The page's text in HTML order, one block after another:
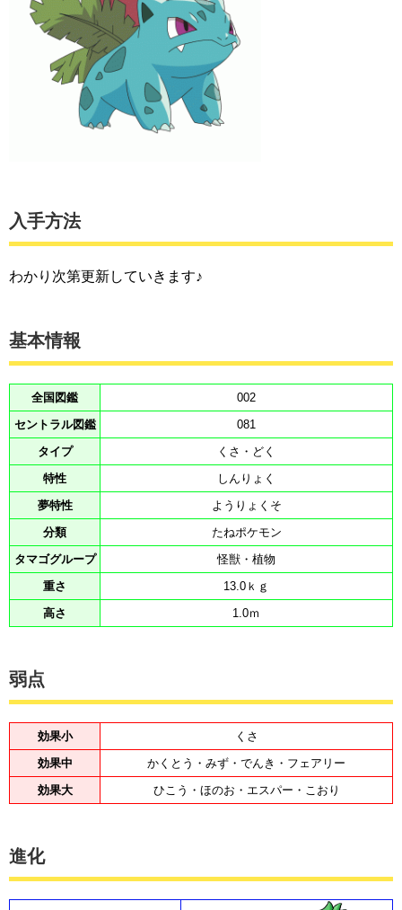
入手方法
わかり次第更新していきます♪
基本情報
全国図鑑
002
セントラル図鑑
081
タイプ
くさ・どく
特性
しんりょく
夢特性
ようりょくそ
分類
たねポケモン
タマゴグループ
怪獣・植物
重さ
13.0ｋｇ
高さ
1.0ｍ
弱点
効果小
くさ
効果中
かくとう・みず・でんき・フェアリー
効果大
ひこう・ほのお・エスパー・こおり
進化